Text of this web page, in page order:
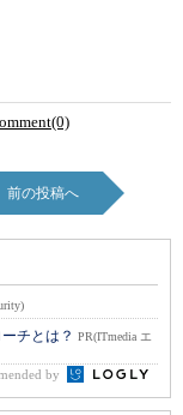
前の投稿へ
チとは？ PR(ITmedia エ
by